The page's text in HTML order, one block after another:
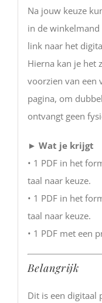
Na jouw keuze
in de winkelmand
link naar het
Hierna kan je het
voorzien van een
pagina, om
ontvangt geen
► Wat je krijgt
• 1 PDF in het
taal naar keuze.
• 1 PDF in het
taal naar keuze.
• 1 PDF met een
Belangrijk
Dit is een digitaal